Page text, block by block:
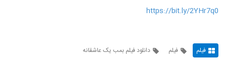
https://bit.ly/2YHr7q0
فیلم فیلم
دانلود فیلم بمب یک عاشقانه